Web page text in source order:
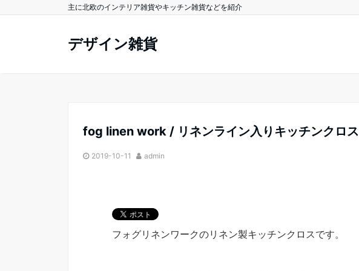
主に北欧のインテリア雑貨やキッチン雑貨などを紹介
デザイン雑貨
fog linen work / リネンライン入りキッチンクロス
2019-10-11 admin
フォグリネンワークのリネン製キッチンクロスです。